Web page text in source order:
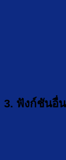
3. ฟังก์ชันอื่